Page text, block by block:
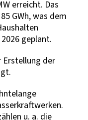
erreicht. Das
GWh, was dem
geplant.
Erstellung der
u. a. die